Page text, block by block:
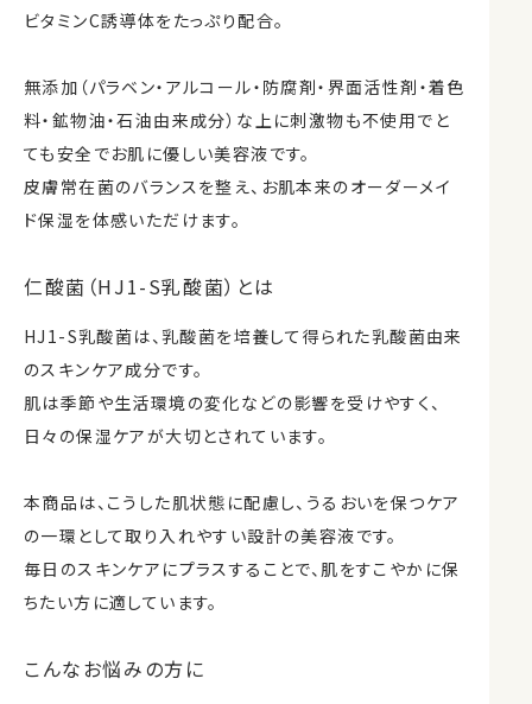
ビタミンC誘導体をたっぷり配合。
無添加（パラベン・アルコール・防腐剤・界面活性剤・着色
料・鉱物油・石油由来成分）な上に刺激物も不使用でと
ても安全でお肌に優しい美容液です。
皮膚常在菌のバランスを整え、お肌本来のオーダーメイ
ド保湿を体感いただけます。
仁酸菌（HJ1-S乳酸菌）とは
HJ1-S乳酸菌は、乳酸菌を培養して得られた乳酸菌由来
のスキンケア成分です。
肌は季節や生活環境の変化などの影響を受けやすく、
日々の保湿ケアが大切とされています。
本商品は、こうした肌状態に配慮し、うるおいを保つケア
の一環として取り入れやすい設計の美容液です。
毎日のスキンケアにプラスすることで、肌をすこやかに保
ちたい方に適しています。
こんなお悩みの方に